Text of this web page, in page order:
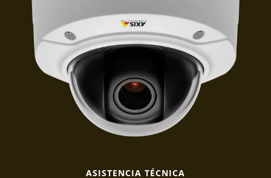
ASISTENCIA TÉCNICA